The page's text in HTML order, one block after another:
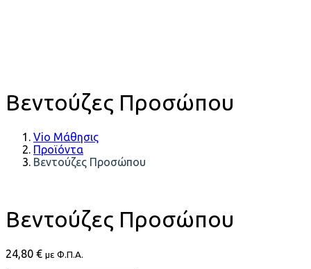
Βεντούζες Προσώπου
Vio Μάθησις
Προϊόντα
Βεντούζες Προσώπου
Βεντούζες Προσώπου
24,80 € με Φ.Π.Α.